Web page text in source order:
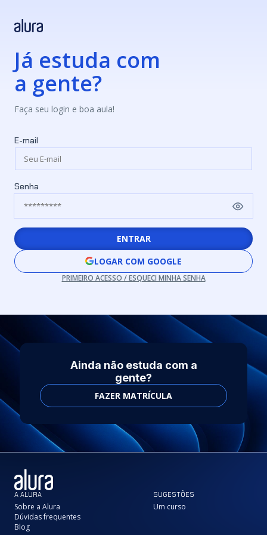
Já estuda com
a gente?
Faça seu login e boa aula!
E-mail
Senha
ENTRAR
LOGAR COM GOOGLE
PRIMEIRO ACESSO / ESQUECI MINHA SENHA
Ainda não estuda com a
gente?
FAZER MATRÍCULA
A ALURA
Sobre a Alura
Dúvidas frequentes
Blog
SUGESTÕES
Um curso